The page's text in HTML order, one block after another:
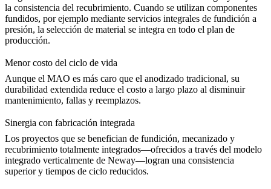
la consistencia del recubrimiento. Cuando se utilizan componentes
fundidos, por ejemplo mediante servicios integrales de fundición a
presión, la selección de material se integra en todo el plan de
producción.
Menor costo del ciclo de vida
Aunque el MAO es más caro que el anodizado tradicional, su
durabilidad extendida reduce el costo a largo plazo al disminuir
mantenimiento, fallas y reemplazos.
Sinergia con fabricación integrada
Los proyectos que se benefician de fundición, mecanizado y
recubrimiento totalmente integrados—ofrecidos a través del modelo
integrado verticalmente de Neway—logran una consistencia
superior y tiempos de ciclo reducidos.